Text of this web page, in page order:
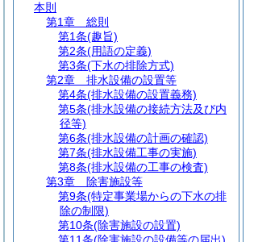
本則
第1章
総則
第1条(趣旨)
第2条(用語の定義)
第3条(下水の排除方式)
第2章
排水設備の設置等
第4条(排水設備の設置義務)
第5条(排水設備の接続方法及び内
径等)
第6条(排水設備の計画の確認)
第7条(排水設備工事の実施)
第8条(排水設備の工事の検査)
第3章
除害施設等
第9条(特定事業場からの下水の排
除の制限)
第10条(除害施設の設置)